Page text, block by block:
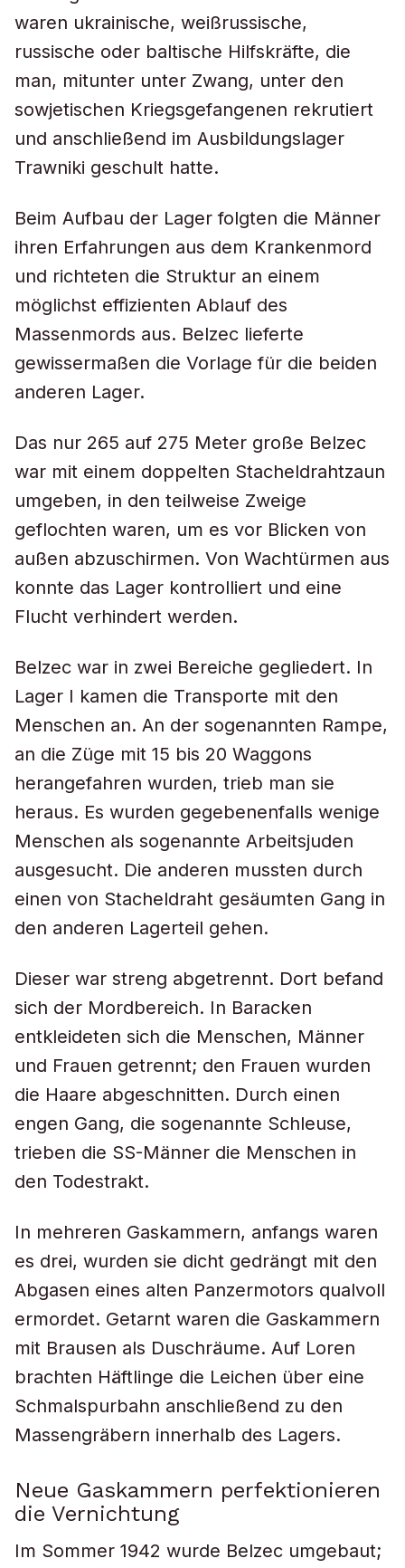
waren ukrainische, weißrussische,
russische oder baltische Hilfskräfte, die
man, mitunter unter Zwang, unter den
sowjetischen Kriegsgefangenen rekrutiert
und anschließend im Ausbildungslager
Trawniki geschult hatte.
Beim Aufbau der Lager folgten die Männer
ihren Erfahrungen aus dem Krankenmord
und richteten die Struktur an einem
möglichst effizienten Ablauf des
Massenmords aus. Belzec lieferte
gewissermaßen die Vorlage für die beiden
anderen Lager.
Das nur 265 auf 275 Meter große Belzec
war mit einem doppelten Stacheldrahtzaun
umgeben, in den teilweise Zweige
geflochten waren, um es vor Blicken von
außen abzuschirmen. Von Wachtürmen aus
konnte das Lager kontrolliert und eine
Flucht verhindert werden.
Belzec war in zwei Bereiche gegliedert. In
Lager I kamen die Transporte mit den
Menschen an. An der sogenannten Rampe,
an die Züge mit 15 bis 20 Waggons
herangefahren wurden, trieb man sie
heraus. Es wurden gegebenenfalls wenige
Menschen als sogenannte Arbeitsjuden
ausgesucht. Die anderen mussten durch
einen von Stacheldraht gesäumten Gang in
den anderen Lagerteil gehen.
Dieser war streng abgetrennt. Dort befand
sich der Mordbereich. In Baracken
entkleideten sich die Menschen, Männer
und Frauen getrennt; den Frauen wurden
die Haare abgeschnitten. Durch einen
engen Gang, die sogenannte Schleuse,
trieben die SS-Männer die Menschen in
den Todestrakt.
In mehreren Gaskammern, anfangs waren
es drei, wurden sie dicht gedrängt mit den
Abgasen eines alten Panzermotors qualvoll
ermordet. Getarnt waren die Gaskammern
mit Brausen als Duschräume. Auf Loren
brachten Häftlinge die Leichen über eine
Schmalspurbahn anschließend zu den
Massengräbern innerhalb des Lagers.
Neue Gaskammern perfektionieren
die Vernichtung
Im Sommer 1942 wurde Belzec umgebaut;